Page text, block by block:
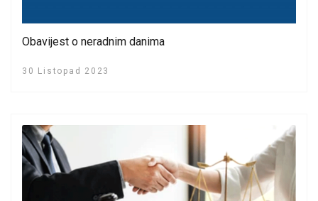
Obavijest o neradnim danima
30 Listopad 2023